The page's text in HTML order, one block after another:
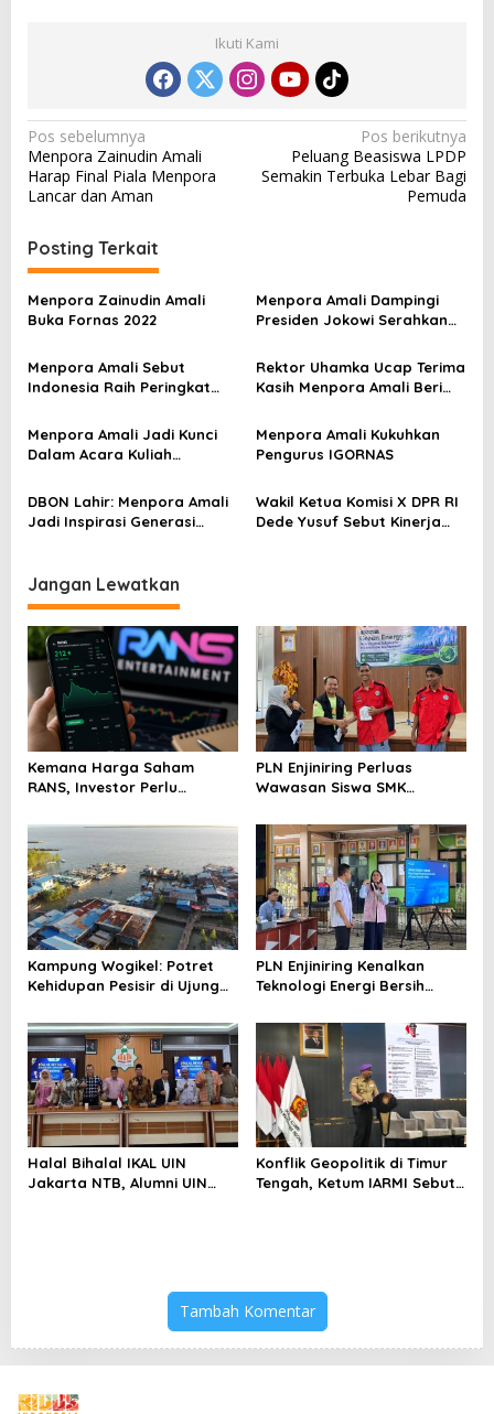
Ikuti Kami
N
a
v
i
g
a
s
i
p
s
Pos sebelumnya
Menpora Zainudin Amali
Harap Final Piala Menpora
Lancar dan Aman
Pos berikutnya
Peluang Beasiswa LPDP
Semakin Terbuka Lebar Bagi
Pemuda
Posting Terkait
Menpora Zainudin Amali
Buka Fornas 2022
Menpora Amali Dampingi
Presiden Jokowi Serahkan
SEA Games 2021
Menpora Amali Sebut
Indonesia Raih Peringkat
Rektor Uhamka Ucap Terima
Kasih Menpora Amali Beri
Menpora Amali Jadi Kunci
Dalam Acara Kuliah
Menpora Amali Kukuhkan
Pengurus IGORNAS
DBON Lahir: Menpora Amali
Jadi Inspirasi Generasi
Wakil Ketua Komisi X DPR RI
Dede Yusuf Sebut Kinerja
Jangan Lewatkan
Kemana Harga Saham
RANS, Investor Perlu
Menghindari Spekulasi
Berlebihan
PLN Enjiniring Perluas
Wawasan Siswa SMK
Perubahan Iklim
Kampung Wogikel: Potret
Kehidupan Pesisir di Ujung
Bertahan di Tengah
Keterbatasan
PLN Enjiniring Kenalkan
Teknologi Energi Bersih
Halal Bihalal IKAL UIN
Jakarta NTB, Alumni UIN
Konflik Geopolitik di Timur
Tengah, Ketum IARMI Sebut
Tambah Komentar